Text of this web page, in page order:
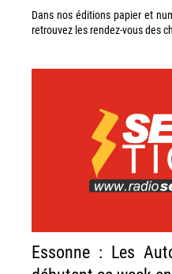
Dans nos éditions papier et
retrouvez les rendez-vous des
Essonne : Les